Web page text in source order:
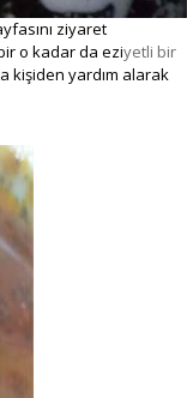
ziyaret
o kadar da eziyetli bir
kişiden yardım alarak